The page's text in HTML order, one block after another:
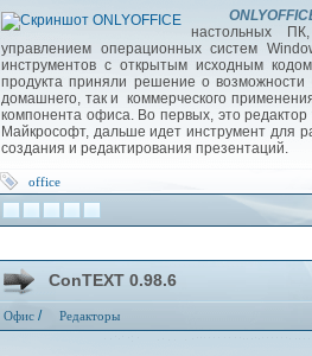
настольных
управлением операционных систем
инструментов с открытым исходным
продукта приняли решение о возможности
домашнего, так и коммерческого
компонента офиса. Во первых, это
Майкрософт, дальше идет инструмент для
создания и редактирования презентаций.
office
ConTEXT 0.98.6
Офис / Редакторы